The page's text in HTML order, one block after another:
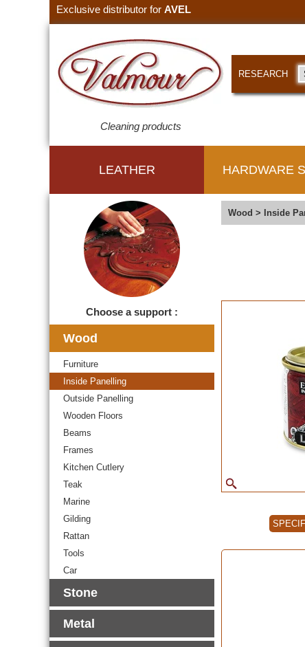
Exclusive distributor for AVEL
Cleaning products
RESEARCH
LEATHER HARDWARE
Choose a support :
Wood
Furniture
Inside Panelling
Outside Panelling
Wooden Floors
Beams
Frames
Kitchen Cutlery
Teak
Marine
Gilding
Rattan
Tools
Car
Stone
Metal
Wood > Inside